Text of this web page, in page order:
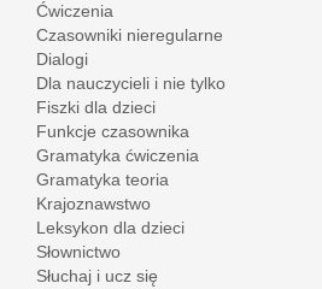
Ćwiczenia
Czasowniki nieregularne
Dialogi
Dla nauczycieli i nie tylko
Fiszki dla dzieci
Funkcje czasownika
Gramatyka ćwiczenia
Gramatyka teoria
Krajoznawstwo
Leksykon dla dzieci
Słownictwo
Słuchaj i ucz się